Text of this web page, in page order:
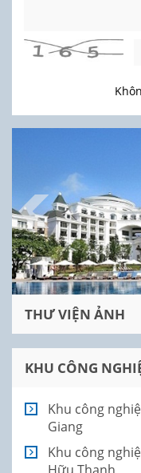
THƯ VIỆN ẢNH
KHU CÔNG
Khu công
Giang
Khu công